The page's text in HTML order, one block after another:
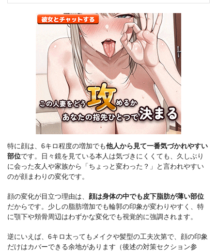
特に顔は、6キロ程度の増加でも他人から見て一番気づかれやすい
部位です。日々鏡を見ている本人は気づきにくくても、久しぶり
に会った友人や家族から「ちょっと変わった？」と言われやすい
のが顔まわりの変化です。
顔の変化が目立つ理由は、 顔は身体の中でも皮下脂肪が薄い部位
だからです。少しの脂肪増加でも輪郭の印象が変わりやすく、特
に顎下や頬骨周辺はわずかな変化でも視覚的に強調されます。
逆にいえば、6キロ太ってもメイクや髪型の工夫次第で、顔の印象
だけはカバーできる余地があります（後述の対策セクション参